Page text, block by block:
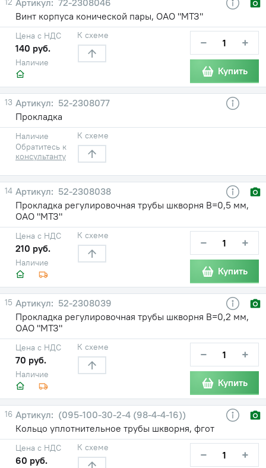
Винт корпуса конической пары, ОАО "МТЗ"
Наличие
Цена с НДС
140 руб.
К схеме − +
Купить
13
52-2308077
Прокладка
Наличие
Обратитесь к
консультанту
К схеме
14
52-2308038
Прокладка регулировочная трубы шкворня В=0,5 мм,
ОАО "МТЗ"
Наличие
Цена с НДС
210 руб.
К схеме − +
Купить
15
52-2308039
Прокладка регулировочная трубы шкворня В=0,2 мм,
ОАО "МТЗ"
Наличие
Цена с НДС
70 руб.
К схеме − +
Купить
16
(095-100-30-2-4 (98-4-4-16))
Кольцо уплотнительное трубы шкворня, фгот
Цена с НДС
60 руб.
К схеме − +